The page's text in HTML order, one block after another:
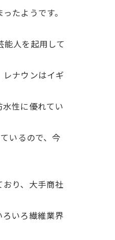
たようです。
能人を起用して
ナウンはイギ
性に優れてい
いるので、今
り、大手商社
いろ繊維業界